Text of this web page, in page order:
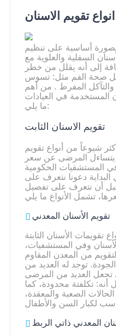
أساسية على تنظيم
السفلية والعلوية مع
إلى أنه يقلل من خطر
صحة الفم مثل: تسوس
والتآكل المفرط . من أهم
المستخدمة في العيادات
ما يلي:
تقويم الاسنان الثابت
شيوعاً من أنواع تقويم
يتساءل المرضى عن سعر
المستشفيات الحكومية
دعونا نتعرف على
قبل أن نتعرف على تفصيل
تقويم الأسنان المعدني
تقويمات الأسنان الثابتة
وفي المستشفيات،
من المعدن المقاوم
توجد له العديد من
تجعل العديد من المرضى
أنه: تكلفتة محدودة، كما
الصعبة والمعقدة،
المعدني ذاتي الربط